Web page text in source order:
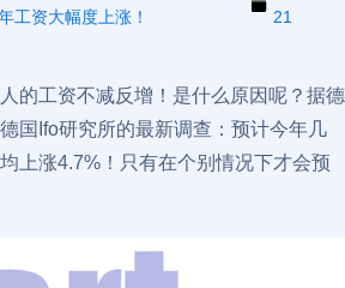
工资大幅度上涨！
21
的工资不减反增！是什么原因呢？据德
国Ifo研究所的最新调查：预计今年几
上涨4.7%！只有在个别情况下才会预